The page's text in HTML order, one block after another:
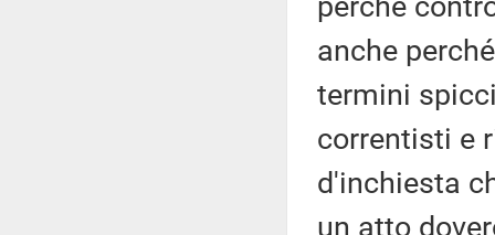
anche
termini
correntisti e
d'inchiesta
un atto